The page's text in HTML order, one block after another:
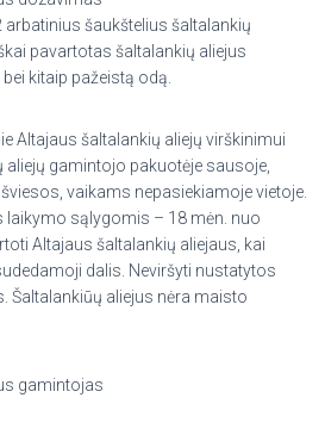
šaukštelius šaltalankių
pavartotas šaltalankių aliejus
kitaip pažeistą odą.
Altajaus šaltalankių aliejų virškinimui
aliejų gamintojo pakuotėje sausoje,
vaikams nepasiekiamoje vietoje.
sąlygomis – 18 mėn. nuo
Altajaus šaltalankių aliejaus, kai
dalis. Neviršyti nustatytos
Šaltalankiūų aliejus nėra maisto
gamintojas